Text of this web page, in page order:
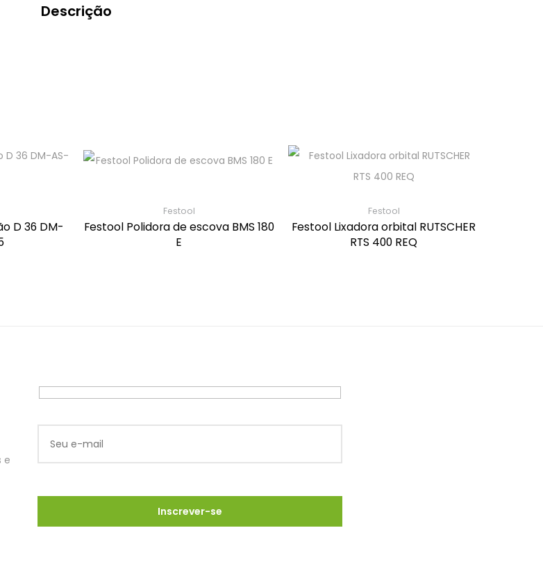
Descrição
D 36 DM-
Festool
Festool Polidora de escova BMS 180
E
Festool
Festool Lixadora orbital RUTSCHER
RTS 400 REQ
e